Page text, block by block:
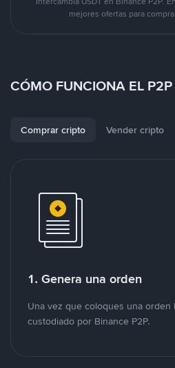
mejores ofertas para
CÓMO FUNCIONA EL P2P
Comprar cripto Vender cripto
1. Genera una orden
Una vez que coloques una orden
custodiado por Binance P2P.